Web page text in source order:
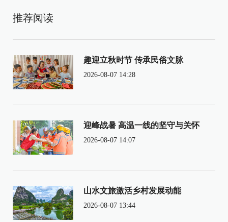
推荐阅读
趣迎立秋时节 传承民俗文脉
2026-08-07 14:28
迎峰战暑 高温一线的坚守与关怀
2026-08-07 14:07
山水文旅激活乡村发展动能
2026-08-07 13:44